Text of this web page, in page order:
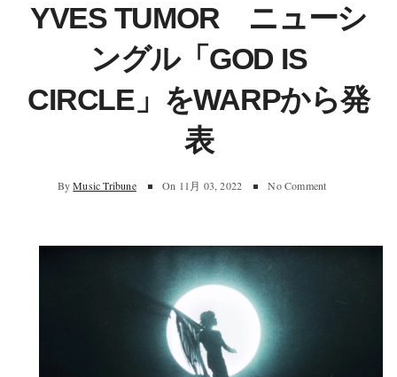
YVES TUMOR ニューシ
ングル「GOD IS
CIRCLE」をWARPから発
表
By Music Tribune On 11月 03, 2022 No Comment